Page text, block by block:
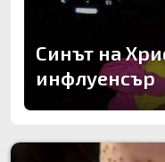
Синът на
инфлуенсър